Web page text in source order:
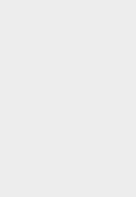
do Canaltech.